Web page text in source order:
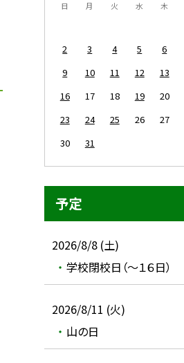
日 月 火 水 木
2
3 4 5 6
9
10 11 12 13
16
17 18 19 20
23
24 25 26 27
30
31
予定
2026/8/8 (土)
学校閉校日（～１６日）
2026/8/11 (火)
山の日